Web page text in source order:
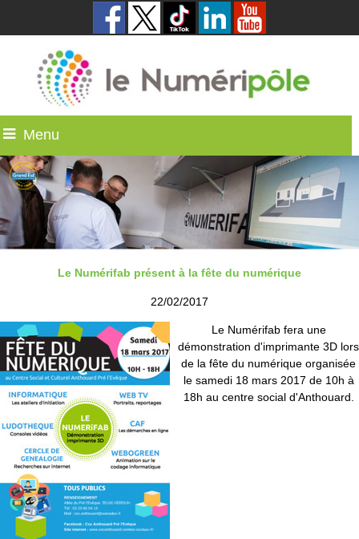
Menu
Le Numérifab présent à la fête du numérique
22/02/2017
Le Numérifab fera une
démonstration d'imprimante 3D lors
de la fête du numérique organisée
le samedi 18 mars 2017 de 10h à
18h au centre social d'Anthouard.